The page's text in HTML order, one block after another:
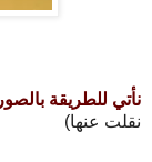
نأتي للطريقة بالصور
نقلت عنها)